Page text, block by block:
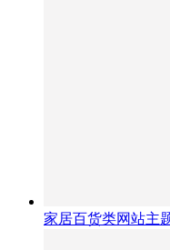
家居百货类网站主